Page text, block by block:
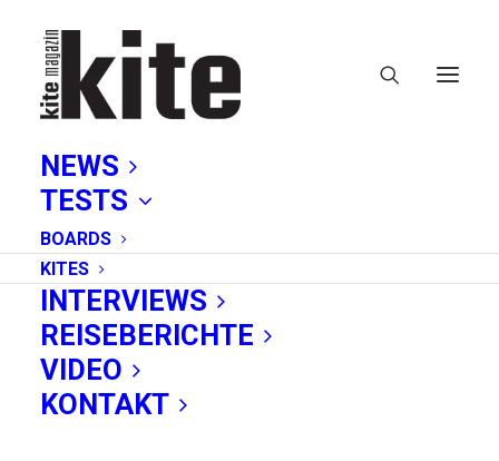
NEWS
TESTS
BOARDS
KITES
INTERVIEWS
REISEBERICHTE
VIDEO
KONTAKT
Wing Foil in der